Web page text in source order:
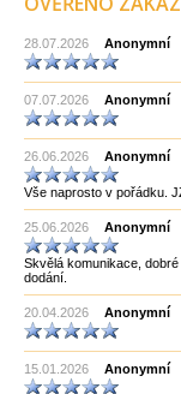
Japonsko
Knihy cizojazyčné
Knihy české
LONPOS
Made in China
Made in EU
Made in India
Made in Taiwan
Manopoulos
MF3
mf8
MoYu
Německo
Německo Bartl
Německo HCM
New Pelikan
Old Pelikan
Out of the blue
Philos
28.07.2026 Anonymní
07.07.2026 Anonymní
26.06.2026 Anonymní
Vše naprosto v pořádku.
25.06.2026 Anonymní
Skvělá komunikace,
dodání.
20.04.2026 Anonymní
15.01.2026 Anonymní